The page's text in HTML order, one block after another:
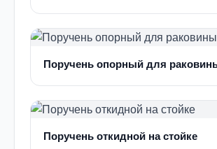
Поручень опорный для
Поручень откидной на стойке